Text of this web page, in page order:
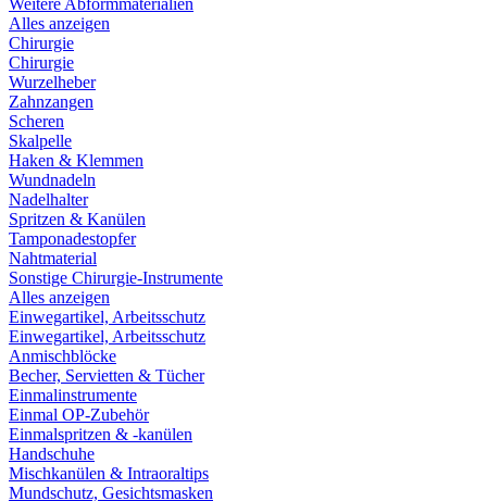
Weitere Abformmaterialien
Alles anzeigen
Chirurgie
Chirurgie
Wurzelheber
Zahnzangen
Scheren
Skalpelle
Haken & Klemmen
Wundnadeln
Nadelhalter
Spritzen & Kanülen
Tamponadestopfer
Nahtmaterial
Sonstige Chirurgie-Instrumente
Alles anzeigen
Einwegartikel, Arbeitsschutz
Einwegartikel, Arbeitsschutz
Anmischblöcke
Becher, Servietten & Tücher
Einmalinstrumente
Einmal OP-Zubehör
Einmalspritzen & -kanülen
Handschuhe
Mischkanülen & Intraoraltips
Mundschutz, Gesichtsmasken